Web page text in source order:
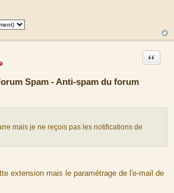
Spam - Anti-spam du forum
Citation
mais je ne reçois pas les notifications de
extension mais le paramétrage de l'e-mail de